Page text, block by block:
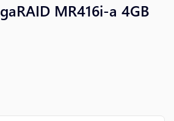
MR416i-a 4GB